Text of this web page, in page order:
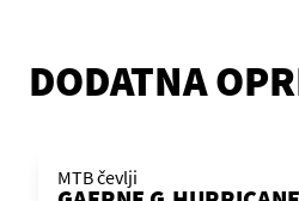
DODATNA
MTB čevlji